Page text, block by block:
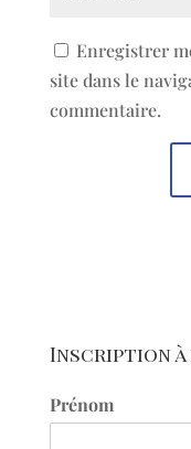
Enregistrer
site dans le
commentaire.
Inscription
Prénom